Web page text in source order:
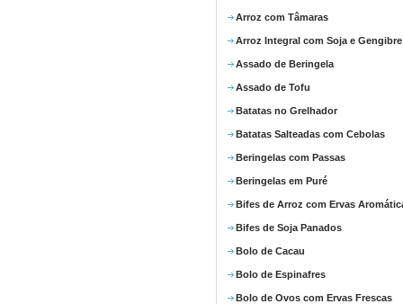
Arroz com Tâmaras
Arroz Integral com Soja e Gengibre
Assado de Beringela
Assado de Tofu
Batatas no Grelhador
Batatas Salteadas com Cebolas
Beringelas com Passas
Beringelas em Puré
Bifes de Arroz com Ervas
Bifes de Soja Panados
Bolo de Cacau
Bolo de Espinafres
Bolo de Ovos com Ervas Frescas